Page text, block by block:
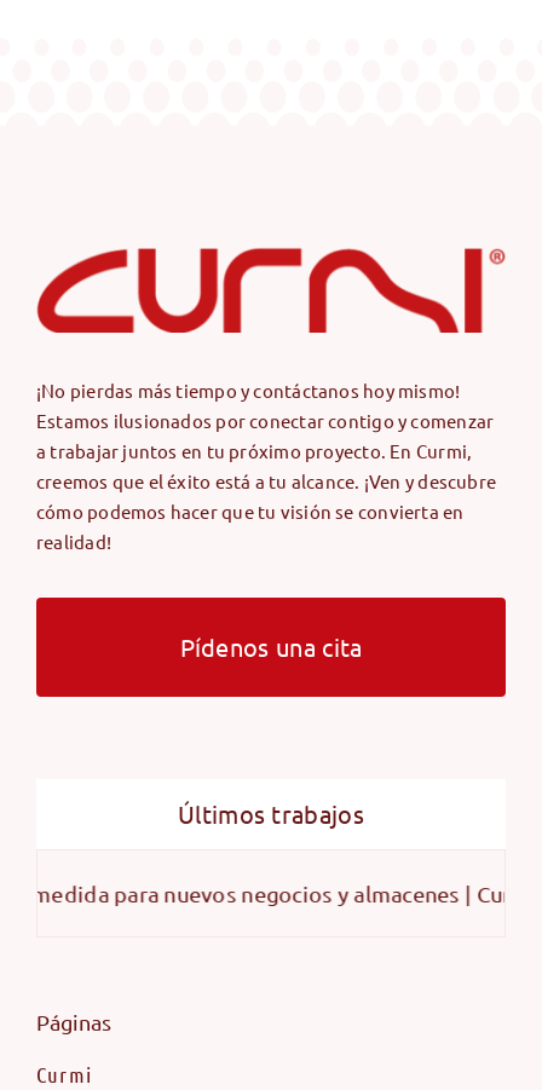
¡No pierdas más tiempo y contáctanos hoy mismo!
Estamos ilusionados por conectar contigo y comenzar
a trabajar juntos en tu próximo proyecto. En Curmi,
creemos que el éxito está a tu alcance. ¡Ven y descubre
cómo podemos hacer que tu visión se convierta en
realidad!
Pídenos una cita
Últimos trabajos
nuevos negocios y almacenes | Curmi
Páginas
Curmi